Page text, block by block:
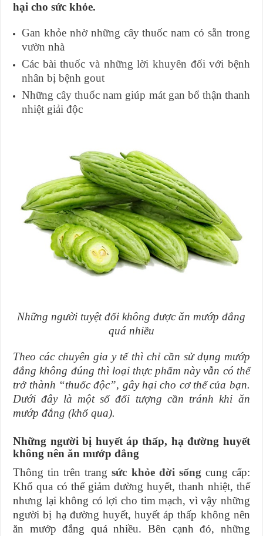
hại cho sức khỏe.
Gan khỏe nhờ những cây thuốc nam có sẵn trong
vườn nhà
Các bài thuốc và những lời khuyên đối với bệnh
nhân bị bệnh gout
Những cây thuốc nam giúp mát gan bổ thận thanh
nhiệt giải độc
Những người tuyệt đối không được ăn mướp đắng
quá nhiều
Theo các chuyên gia y tế thì chỉ cần sử dụng mướp
đắng không đúng thì loại thực phẩm này vẫn có thể
trở thành “thuốc độc”, gây hại cho cơ thể của bạn.
Dưới đây là một số đối tượng cần tránh khi ăn
mướp đắng (khổ qua).
Những người bị huyết áp thấp, hạ đường huyết
không nên ăn mướp đắng
Thông tin trên trangsức khỏe đời sống cung cấp:
Khổ qua có thể giảm đường huyết, thanh nhiệt, thế
nhưng lại không có lợi cho tim mạch, vì vậy những
người bị hạ đường huyết, huyết áp thấp không nên
ăn mướp đắng quá nhiều. Bên cạnh đó, những